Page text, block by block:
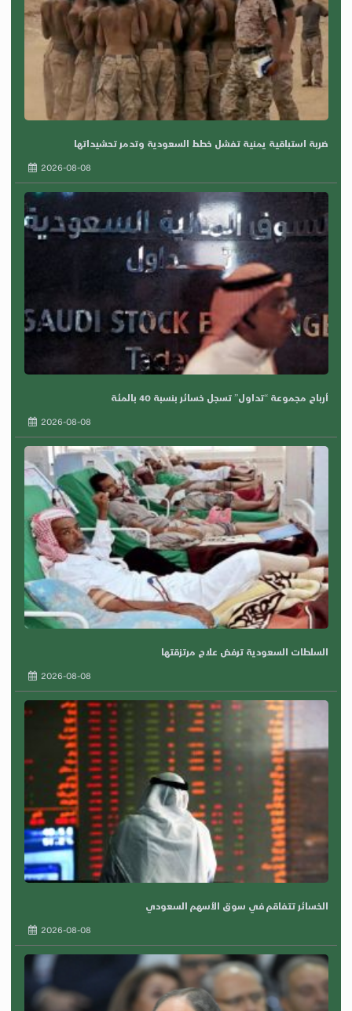
ضربة استباقية يمنية تفشل خطط السعودية وتدمر تحشيداتها
2026-08-08
أرباح مجموعة “تداول” تسجل خسائر بنسبة 40 بالمئة
2026-08-08
السلطات السعودية ترفض علاج مرتزقتها
2026-08-08
الخسائر تتفاقم في سوق الأسهم السعودي
2026-08-08